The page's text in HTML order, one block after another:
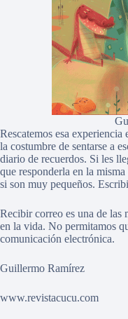
Rescatemos esa
la costumbre de sentarse a
diario de recuerdos. Si les
que responderla en la
si son muy pequeños.
Recibir correo es una de las
en la vida. No permitamos
comunicación electrónica.
Guillermo Ramírez
www.revistacucu.com